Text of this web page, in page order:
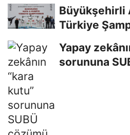
Büyükşehirli
Türkiye
Yapay
sorununa